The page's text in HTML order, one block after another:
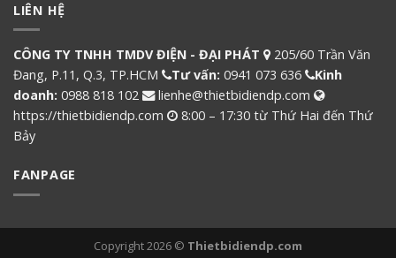
LIÊN HỆ
CÔNG TY TNHH TMDV ĐIỆN - ĐẠI PHÁT
205/60 Trần Văn
Đang, P.11, Q.3, TP.HCM
Tư vấn: 0941 073 636
Kinh
doanh: 0988 818 102
lienhe@thietbidiendp.com
https://thietbidiendp.com
8:00 – 17:30 từ Thứ Hai đến Thứ
Bảy
FANPAGE
Copyright 2026 © Thietbidiendp.com